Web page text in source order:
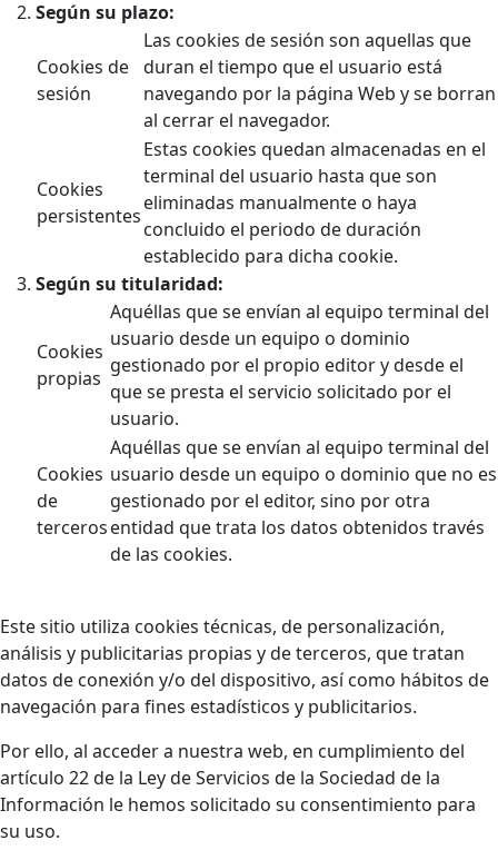
Según su plazo:
Cookies de
sesión
Las cookies de sesión son aquellas que
duran el tiempo que el usuario está
navegando por la página Web y se borran
al cerrar el navegador.
Cookies
persistentes
Estas cookies quedan almacenadas en el
terminal del usuario hasta que son
eliminadas manualmente o haya
concluido el periodo de duración
establecido para dicha cookie.
Según su titularidad:
Cookies
propias
Aquéllas que se envían al equipo terminal del
usuario desde un equipo o dominio
gestionado por el propio editor y desde el
que se presta el servicio solicitado por el
usuario.
Cookies
de
terceros
Aquéllas que se envían al equipo terminal del
usuario desde un equipo o dominio que no es
gestionado por el editor, sino por otra
entidad que trata los datos obtenidos través
de las cookies.
Este sitio utiliza cookies técnicas, de personalización,
análisis y publicitarias propias y de terceros, que tratan
datos de conexión y/o del dispositivo, así como hábitos de
navegación para fines estadísticos y publicitarios.
Por ello, al acceder a nuestra web, en cumplimiento del
artículo 22 de la Ley de Servicios de la Sociedad de la
Información le hemos solicitado su consentimiento para
su uso.